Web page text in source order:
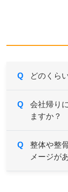
Q どのくら
A
症状によ
るようで
症状の原
約1～３
Q
会社帰り
ますか？
A
男性用・
ズも選べ
Q
整体や整
メージが